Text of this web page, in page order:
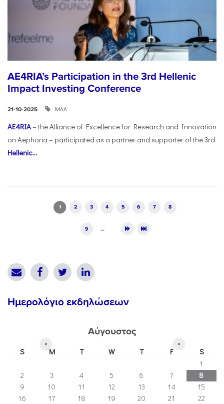
AE4RIA’s Participation in the 3rd Hellenic
Impact Investing Conference
21-10-2025 ΜΑΑ
AE4RIA– the Alliance of Excellence for Research and Innovation
on Aephoria – participated as a partner and supporter of the 3rd
Hellenic...
1 2 3 4 5 6 7 8
9 …
Ημερολόγιο εκδηλώσεων
Αύγουστος
« »
S M T W T F
S
1
2
3 4 5 6 7
8
9
10 11 12 13 14
15
16
17 18 19 20 21
22